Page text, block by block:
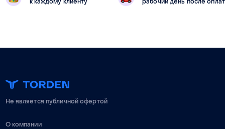
Не является публичной офертой
О компании